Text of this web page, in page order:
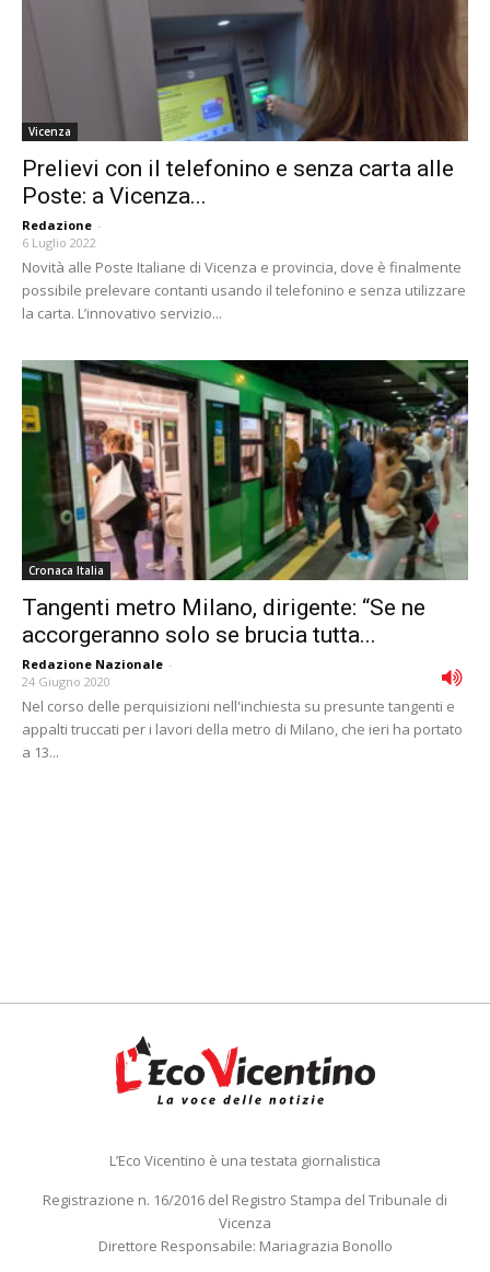
Vicenza
Prelievi con il telefonino e senza carta alle
Poste: a Vicenza...
Redazione -
6 Luglio 2022
Novità alle Poste Italiane di Vicenza e provincia, dove è finalmente
possibile prelevare contanti usando il telefonino e senza utilizzare
la carta. L’innovativo servizio...
Cronaca Italia
Tangenti metro Milano, dirigente: “Se ne
accorgeranno solo se brucia tutta...
Redazione Nazionale -
24 Giugno 2020
Nel corso delle perquisizioni nell'inchiesta su presunte tangenti e
appalti truccati per i lavori della metro di Milano, che ieri ha portato
a 13...
L’Eco Vicentino è una testata giornalistica
Registrazione n. 16/2016 del Registro Stampa del Tribunale di
Vicenza
Direttore Responsabile: Mariagrazia Bonollo